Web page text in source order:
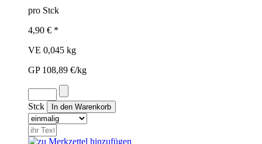
pro Stck
4,90 € *
VE 0,045 kg
GP 108,89 €/kg
Stck